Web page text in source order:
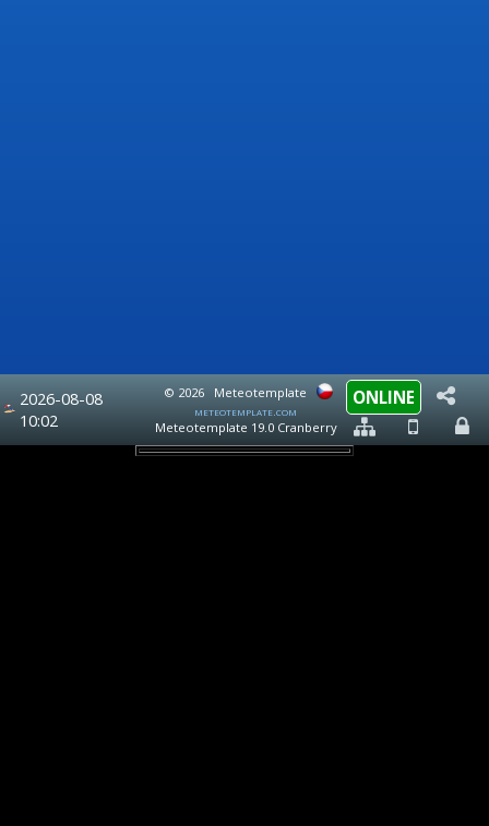
2026-08-08
10:02
© 2026
Meteotemplate
meteotemplate.com
Meteotemplate 19.0 Cranberry
ONLINE